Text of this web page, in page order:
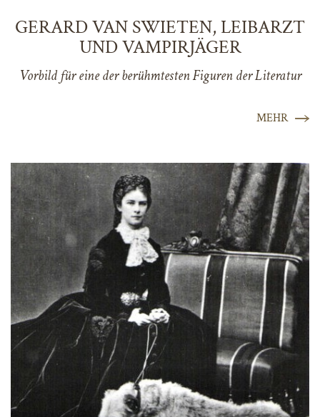
GERARD VAN SWIETEN, LEIBARZT
UND VAMPIRJÄGER
Vorbild für eine der berühmtesten Figuren der Literatur
MEHR